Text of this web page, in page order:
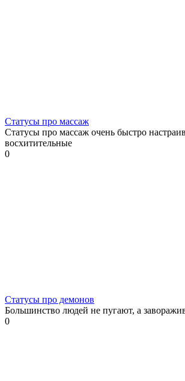
Статусы про массаж
Статусы про массаж очень быстро
восхитительные
0
Статусы про демонов
Большинство людей не пугают, а
0